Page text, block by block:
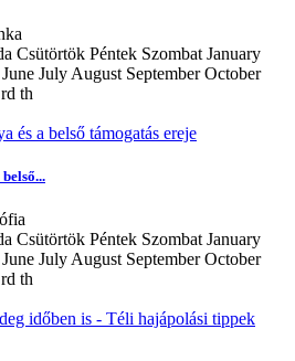
Csütörtök Péntek Szombat January
July August September October
th
Csütörtök Péntek Szombat January
July August September October
th